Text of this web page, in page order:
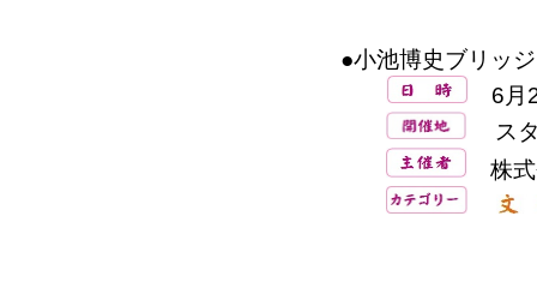
●小池博史ブリッ
6月2
スタ
株式